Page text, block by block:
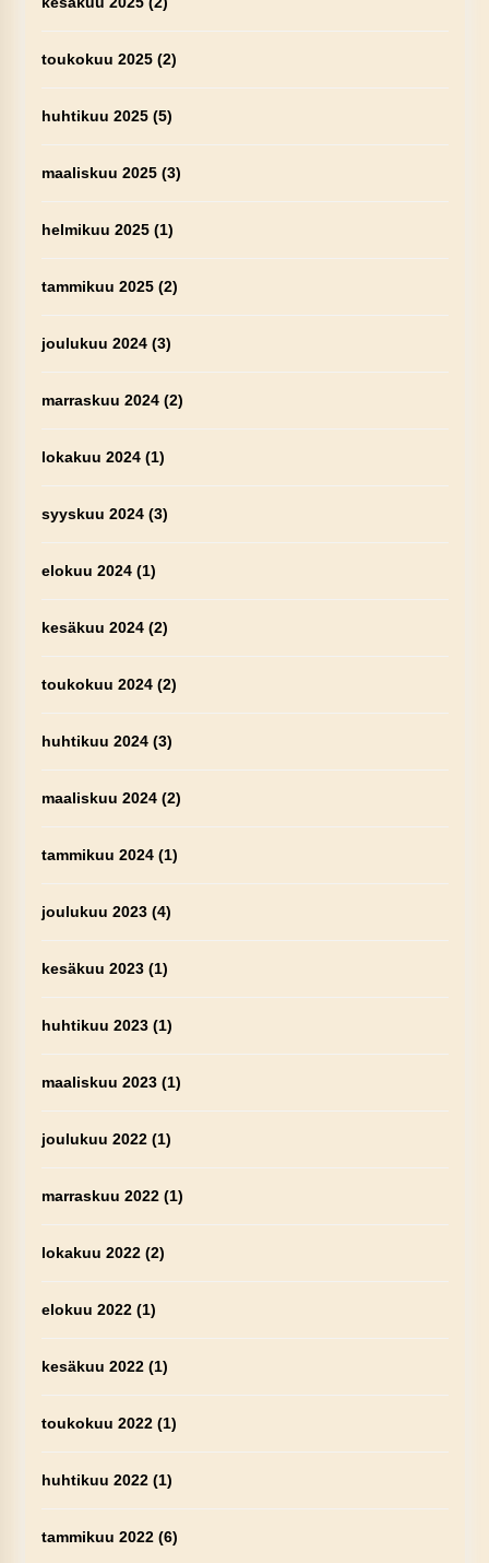
toukokuu 2025(2)
huhtikuu 2025(5)
maaliskuu 2025(3)
helmikuu 2025(1)
tammikuu 2025(2)
joulukuu 2024(3)
marraskuu 2024(2)
lokakuu 2024(1)
syyskuu 2024(3)
elokuu 2024(1)
kesäkuu 2024(2)
toukokuu 2024(2)
huhtikuu 2024(3)
maaliskuu 2024(2)
tammikuu 2024(1)
joulukuu 2023(4)
kesäkuu 2023(1)
huhtikuu 2023(1)
maaliskuu 2023(1)
joulukuu 2022(1)
marraskuu 2022(1)
lokakuu 2022(2)
elokuu 2022(1)
kesäkuu 2022(1)
toukokuu 2022(1)
huhtikuu 2022(1)
tammikuu 2022(6)